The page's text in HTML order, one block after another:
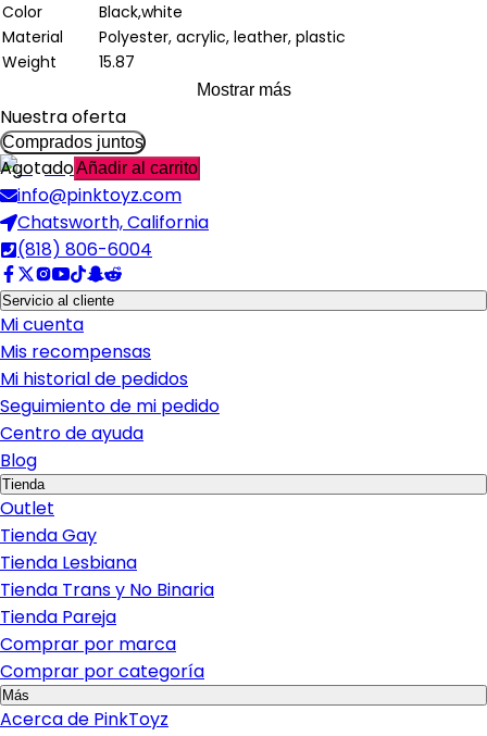
Color
Black,white
Material
Polyester, acrylic, leather, plastic
Weight
15.87
Mostrar más
Nuestra oferta
Comprados juntos
AgotadoAñadir al carrito
info@pinktoyz.com
Chatsworth, California
(818) 806-6004
Servicio al cliente
Mi cuenta
Mis recompensas
Mi historial de pedidos
Seguimiento de mi pedido
Centro de ayuda
Blog
Tienda
Outlet
Tienda Gay
Tienda Lesbiana
Tienda Trans y No Binaria
Tienda Pareja
Comprar por marca
Comprar por categoría
Más
Acerca de PinkToyz